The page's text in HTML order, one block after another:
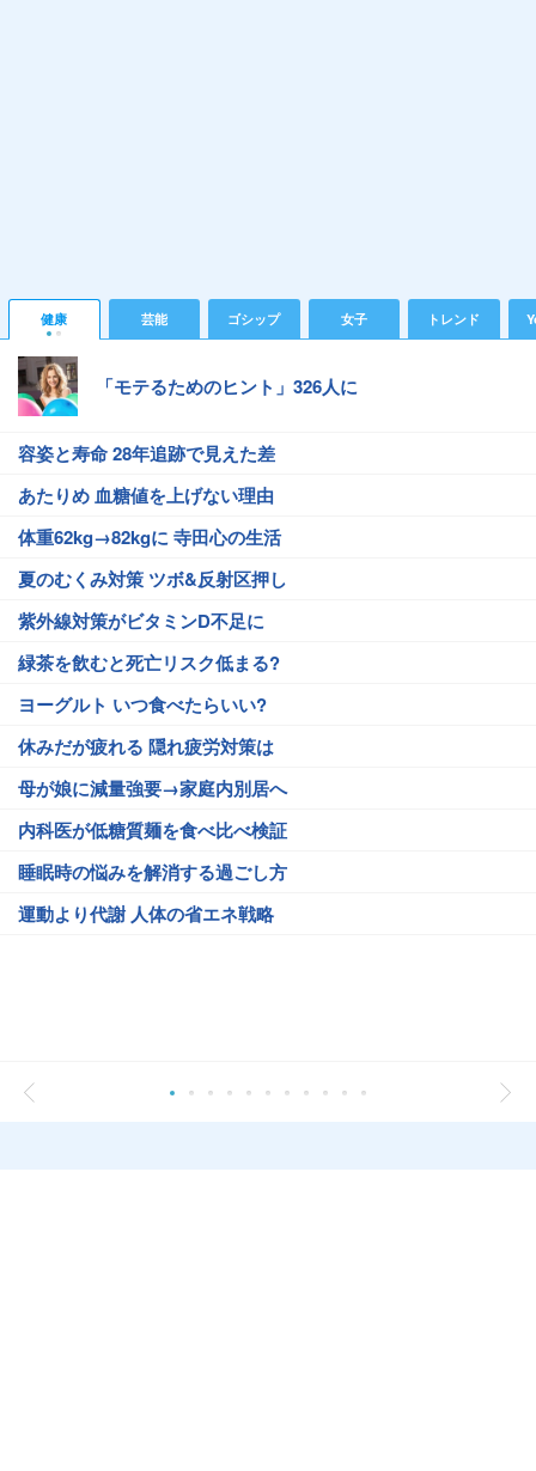
健康 芸能 ゴシップ 女子 トレンド
「モテるためのヒント」326人に
容姿と寿命 28年追跡で見えた差
あたりめ 血糖値を上げない理由
体重62kg→82kgに 寺田心の生活
夏のむくみ対策 ツボ&反射区押し
紫外線対策がビタミンD不足に
緑茶を飲むと死亡リスク低まる?
ヨーグルト いつ食べたらいい?
休みだが疲れる 隠れ疲労対策は
母が娘に減量強要→家庭内別居へ
内科医が低糖質麺を食べ比べ検証
睡眠時の悩みを解消する過ごし方
運動より代謝 人体の省エネ戦略